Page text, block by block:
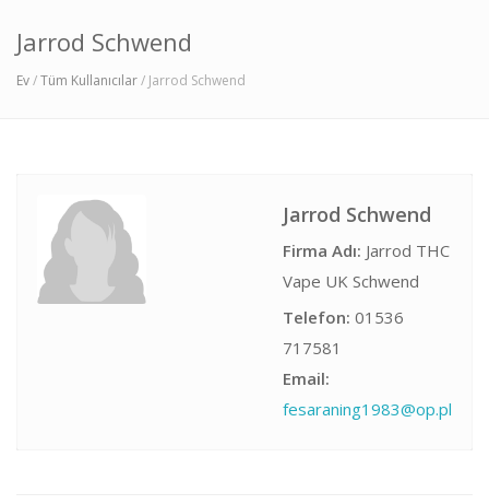
Jarrod Schwend
Ev/Tüm Kullanıcılar/ Jarrod Schwend
Jarrod Schwend
Firma Adı: Jarrod THC
Vape UK Schwend
Telefon: 01536
717581
Email:
fesaraning1983@op.pl